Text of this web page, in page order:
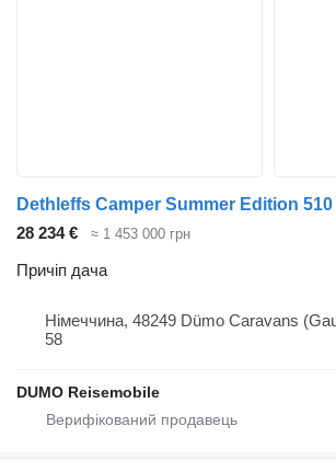
Dethleffs Camper Summer Edition
28 234 €
≈ 1 453 000 грн
Причіп дача
Німеччина, 48249 Dümo Caravans (Gausepatt) Gausepatt
58
DUMO Reisemobile